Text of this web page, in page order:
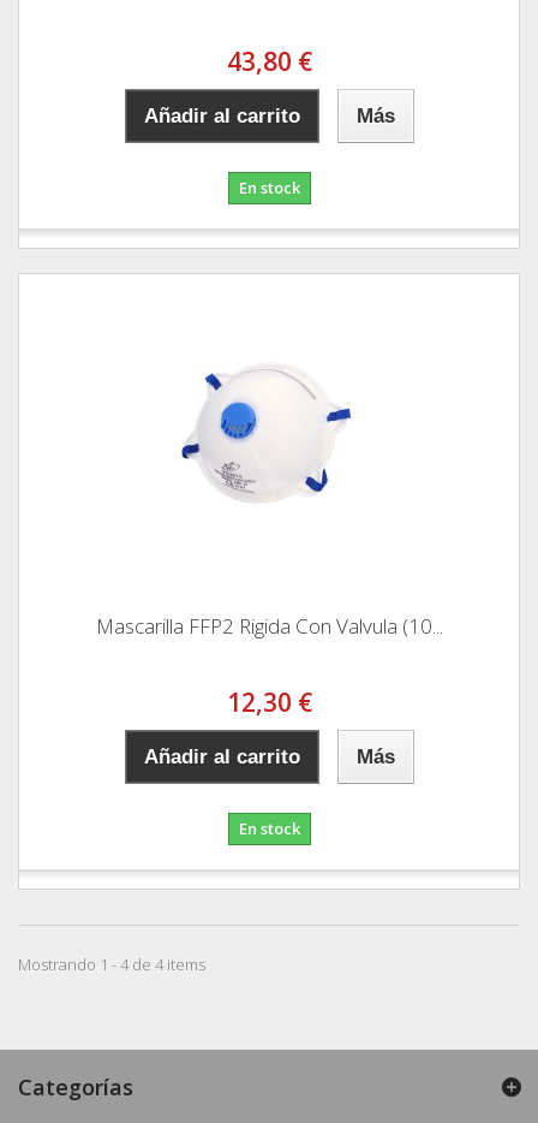
43,80 €
Añadir al carrito Más
En stock
Mascarilla FFP2 Rigida Con Valvula (10...
12,30 €
Añadir al carrito Más
En stock
Mostrando 1 - 4 de 4 items
Categorías